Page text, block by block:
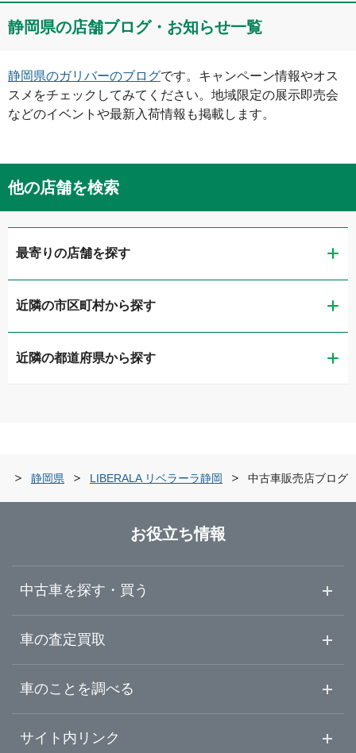
静岡県の店舗ブログ・お知らせ一覧
静岡県のガリバーのブログです。キャンペーン情報やオス
スメをチェックしてみてください。地域限定の展示即売会
などのイベントや最新入荷情報も掲載します。
他の店舗を検索
最寄りの店舗を探す
ガリバー静岡流通通り店
LIBERALA リベラーラ静岡
ガリバー住吉バイパス店
LIBERALA リベラーラ浜松和田
ガリバー浜松宮竹店
ガリバー車検 浜松宮竹店
LIBERALA リベラーラ沼津
ガリバー沼津学園通り店
近隣の市区町村から探す
静岡市葵区
富士宮市
伊東市
富士市
近隣の都道府県から探す
山梨県
長野県
岐阜県
静岡県 LIBERALA リベラーラ静岡 中古車販売店ブログ
お役立ち情報
中古車を探す・買う
中古車情報・中古車検索
初めての中古車購入ガイド
車の査定買取
車査定・車買取ならガリバー
車のことを調べる
車初心者まとめ
サイト内リンク